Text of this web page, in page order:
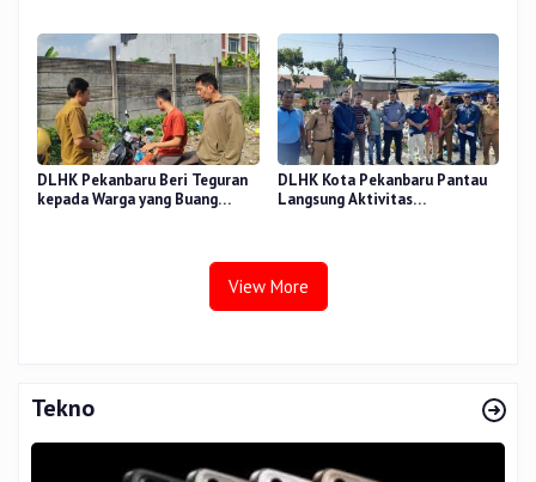
DLHK Pekanbaru Beri Teguran
kepada Warga yang Buang
DLHK Kota Pekanbaru Pantau
Langsung Aktivitas
View More
Tekno